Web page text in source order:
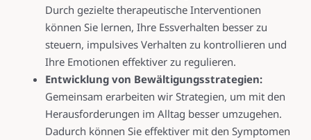
Durch gezielte therapeutische Interventionen
können Sie lernen, Ihre Essverhalten besser zu
steuern, impulsives Verhalten zu kontrollieren und
Ihre Emotionen effektiver zu regulieren.
Entwicklung von Bewältigungsstrategien:
Gemeinsam erarbeiten wir Strategien, um mit den
Herausforderungen im Alltag besser umzugehen.
Dadurch können Sie effektiver mit den Symptomen